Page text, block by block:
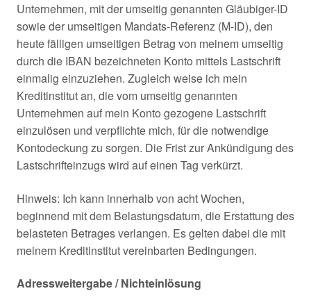
Unternehmen, mit der umseitig genannten Gläubiger-ID
sowie der umseitigen Mandats-Referenz (M-ID), den
heute fälligen umseitigen Betrag von meinem umseitig
durch die IBAN bezeichneten Konto mittels Lastschrift
einmalig einzuziehen. Zugleich weise ich mein
Kreditinstitut an, die vom umseitig genannten
Unternehmen auf mein Konto gezogene Lastschrift
einzulösen und verpflichte mich, für die notwendige
Kontodeckung zu sorgen. Die Frist zur Ankündigung des
Lastschrifteinzugs wird auf einen Tag verkürzt.
Hinweis: Ich kann innerhalb von acht Wochen,
beginnend mit dem Belastungsdatum, die Erstattung des
belasteten Betrages verlangen. Es gelten dabei die mit
meinem Kreditinstitut vereinbarten Bedingungen.
Adressweitergabe / Nichteinlösung